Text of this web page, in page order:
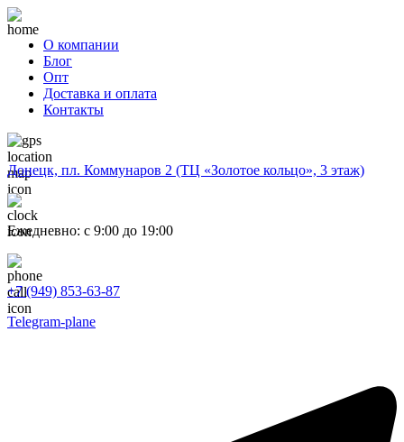
О компании
Блог
Опт
Доставка и оплата
Контакты
Донецк, пл. Коммунаров 2 (ТЦ «Золотое кольцо», 3 этаж)
Ежедневно: с 9:00 до 19:00
+7 (949) 853-63-87
Telegram-plane